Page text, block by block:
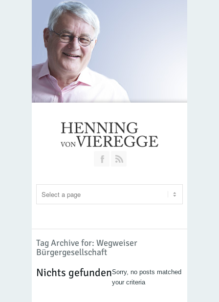
Join our Facebook Group
Tag Archive for: Wegweiser
Bürgergesellschaft
Nichts gefundenSorry, no posts matched
your criteria